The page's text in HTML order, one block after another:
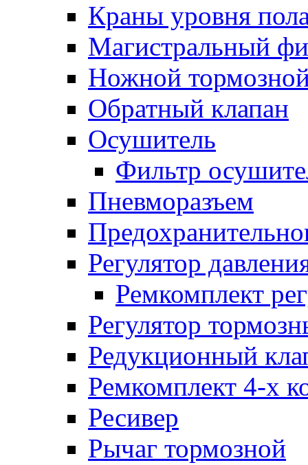
Краны уровня
Магистральный
Ножной
Обратный клапан
Осушитель
Фильтр
Пневморазъем
Регулятор
Ремкомплект
Регулятор
Редукционный
Ремкомплект 4-х
Ресивер
Рычаг тормозной